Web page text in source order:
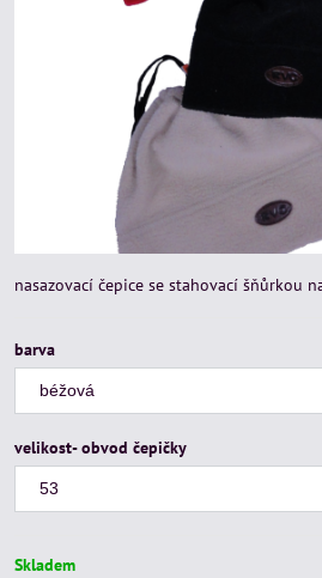
nasazovací čepice se stahovací šňůrkou
barva
velikost- obvod čepičky
Skladem